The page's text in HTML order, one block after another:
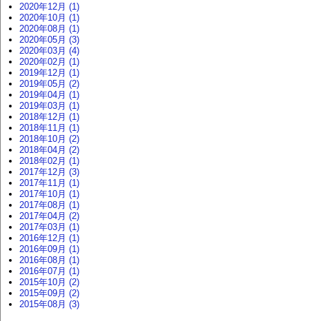
2020年12月 (1)
2020年10月 (1)
2020年08月 (1)
2020年05月 (3)
2020年03月 (4)
2020年02月 (1)
2019年12月 (1)
2019年05月 (2)
2019年04月 (1)
2019年03月 (1)
2018年12月 (1)
2018年11月 (1)
2018年10月 (2)
2018年04月 (2)
2018年02月 (1)
2017年12月 (3)
2017年11月 (1)
2017年10月 (1)
2017年08月 (1)
2017年04月 (2)
2017年03月 (1)
2016年12月 (1)
2016年09月 (1)
2016年08月 (1)
2016年07月 (1)
2015年10月 (2)
2015年09月 (2)
2015年08月 (3)